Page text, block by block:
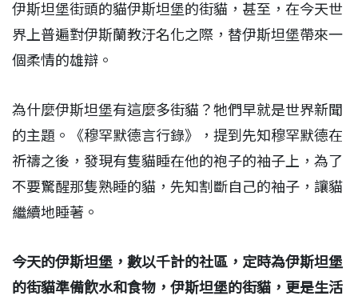
伊斯坦堡街頭的貓伊斯坦堡的街貓，甚至，在今天世
界上普遍對伊斯蘭教汙名化之際，替伊斯坦堡帶來一
個柔情的雄辯。
為什麼伊斯坦堡有這麼多街貓？牠們早就是世界新聞
的主題。《穆罕默德言行錄》，提到先知穆罕默德在
祈禱之後，發現有隻貓睡在他的袍子的袖子上，為了
不要驚醒那隻熟睡的貓，先知割斷自己的袖子，讓貓
繼續地睡著。
今天的伊斯坦堡，數以千計的社區，定時為伊斯坦堡
的街貓準備飮水和食物，伊斯坦堡的街貓，更是生活